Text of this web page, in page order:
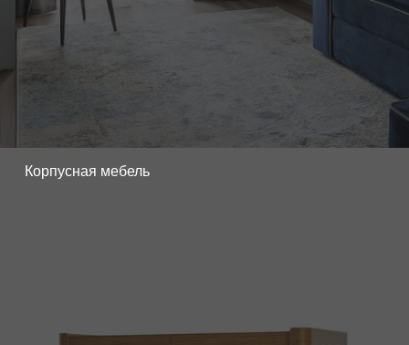
Корпусная мебель